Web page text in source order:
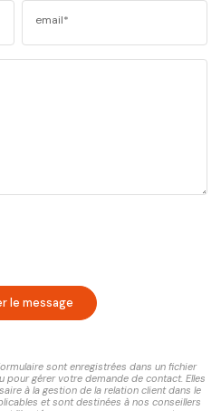
email*
le message
sont enregistrées dans un fichier
pour gérer votre demande de contact. Elles
à la gestion de la relation client dans le
et sont destinées à nos conseillers